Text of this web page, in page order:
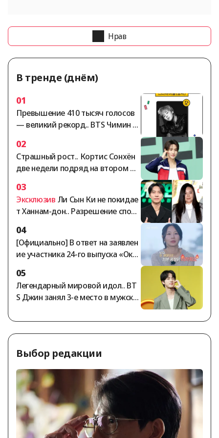
Нрав
В тренде (днём)
01
Превышение 410 тысяч голосов
— великий рекорд.. BTS Чимин за
есто в мужском рейтинге «Звёзд
ный идол» по версии StarRanking
02
Страшный рост.. Кортис Сонхён
две недели подряд на втором ме
йдол» по версии StarRanking
03
Эксклюзив Ли Сын Ки не покидае
т Ханнам-дон.. Разрешение спора
5 миллиардов вон обостряется
[Обзор]
04
[Официально] В ответ на заявлен
ие участника 24-го выпуска «Оксу
лучал гонорар за участие, предс
тавители шоу «Я — соло» заявил
и: «Все выплаты произведены в п
05
Легендарный мировой идол.. BT
S Джин занял 3-е место в мужско
Выбор редакции